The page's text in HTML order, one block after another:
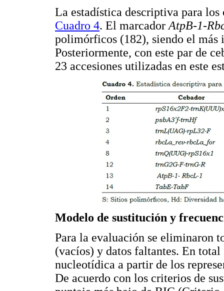
La estadística descriptiva para los
Cuadro 4. El marcador AtpB-1-
polimórficos (182), siendo el más
Posteriormente, con este par de
23 accesiones utilizadas en este
Modelo de sustitución y
Para la evaluación se eliminaron
(vacíos) y datos faltantes. En
nucleotídica a partir de los
De acuerdo con los criterios de